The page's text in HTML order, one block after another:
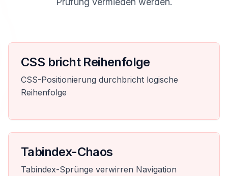
CSS bricht Reihenfolge
CSS-Positionierung durchbricht logische
Reihenfolge
Tabindex-Chaos
Tabindex-Sprünge verwirren Navigation